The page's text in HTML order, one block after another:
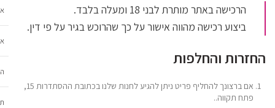
הרכישה באתר מותרת לבני 18 ומעלה בלבד.
ביצוע רכישה מהווה אישור על כך שהרוכש בגיר על פי דין.
החזרות והחלפות
אם ברצונך להחליף פריט ניתן להגיע לחנות שלנו בכתובת ההסתדרות 15,
פתח תקווה..